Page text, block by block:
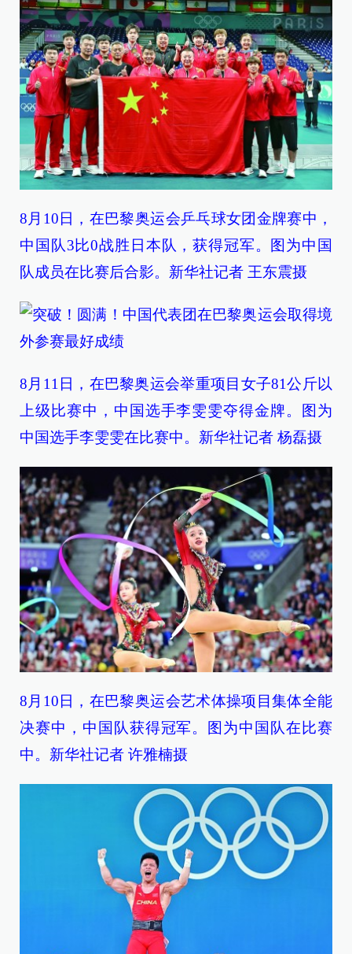
8月10日，在巴黎奥运会乒乓球女团金牌赛中，
中国队3比0战胜日本队，获得冠军。图为中国
队成员在比赛后合影。新华社记者 王东震摄
8月11日，在巴黎奥运会举重项目女子81公斤以
上级比赛中，中国选手李雯雯夺得金牌。图为
中国选手李雯雯在比赛中。新华社记者 杨磊摄
8月10日，在巴黎奥运会艺术体操项目集体全能
决赛中，中国队获得冠军。图为中国队在比赛
中。新华社记者 许雅楠摄